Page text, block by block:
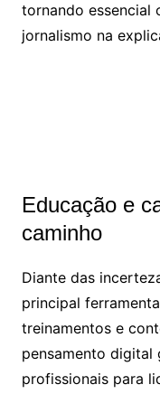
tornando essencial
jornalismo na
Educação e
caminho
Diante das
principal
treinamentos e
pensamento digital
profissionais para